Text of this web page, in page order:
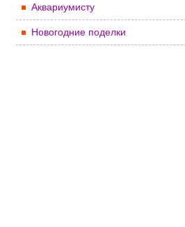
Аквариумисту
Новогодние поделки